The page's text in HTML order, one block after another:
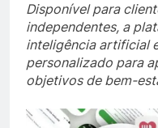
Disponível para
independentes, a
inteligência artificial
personalizado para
objetivos de bem-